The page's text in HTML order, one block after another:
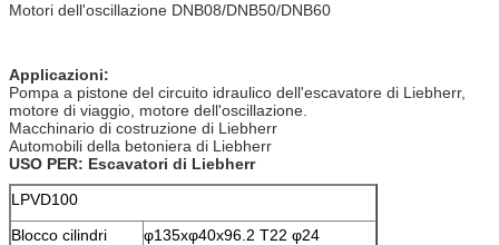
Motori dell'oscillazione DNB08/DNB50/DNB60
Applicazioni:
Pompa a pistone del circuito idraulico dell'escavatore di Liebherr,
motore di viaggio, motore dell'oscillazione.
Macchinario di costruzione di Liebherr
Automobili della betoniera di Liebherr
USO PER: Escavatori di Liebherr
LPVD100
Blocco cilindri
φ135xφ40x96.2 T22 φ24